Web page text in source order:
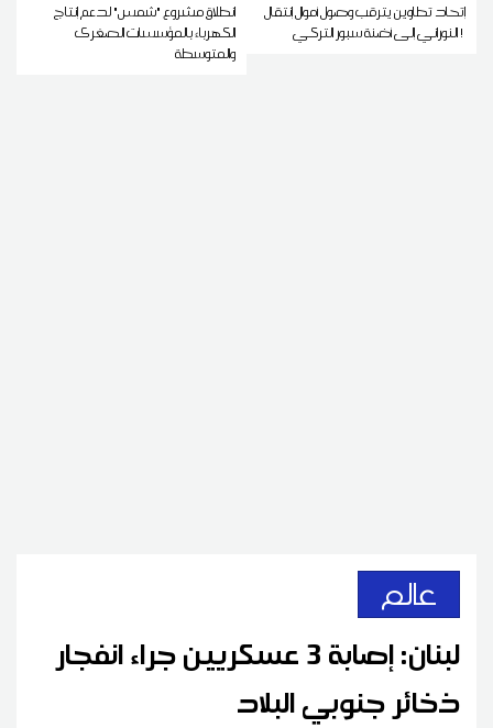
إتحاد تطاوين يترقب وصول أموال إنتقال
النوراني إلى أضنة سبور التركي !
انطلاق مشروع "شمس" لدعم إنتاج
الكهرباء بالمؤسسات الصغرى
والمتوسطة
عالم
لبنان: إصابة 3 عسكريين جراء انفجار
ذخائر جنوبي البلاد